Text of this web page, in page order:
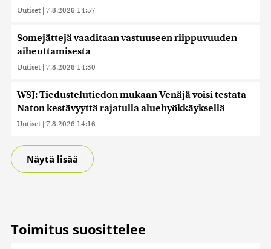
Uutiset | 7.8.2026 14:57
Somejättejä vaaditaan vastuuseen riippuvuuden
aiheuttamisesta
Uutiset | 7.8.2026 14:30
WSJ: Tiedustelutiedon mukaan Venäjä voisi testata
Naton kestävyyttä rajatulla aluehyökkäyksellä
Uutiset | 7.8.2026 14:16
Näytä lisää
Toimitus suosittelee